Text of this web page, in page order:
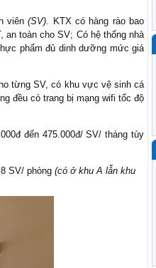
viên(SV). KTX có hàng rào bao
an toàn cho SV; Có hệ thống nhà
phẩm đủ dinh dưỡng mức giá
từng SV, có khu vực vệ sinh cá
đều có trang bị mạng wifi tốc độ
đến 475.000đ/ SV/ tháng tùy
SV/ phòng (có ở khu A lẫn khu